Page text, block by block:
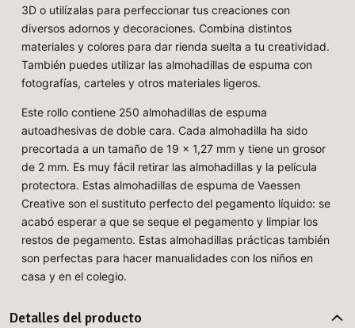
3D o utilízalas para perfeccionar tus creaciones con
diversos adornos y decoraciones. Combina distintos
materiales y colores para dar rienda suelta a tu creatividad.
También puedes utilizar las almohadillas de espuma con
fotografías, carteles y otros materiales ligeros.
Este rollo contiene 250 almohadillas de espuma
autoadhesivas de doble cara. Cada almohadilla ha sido
precortada a un tamaño de 19 x 1,27 mm y tiene un grosor
de 2 mm. Es muy fácil retirar las almohadillas y la película
protectora. Estas almohadillas de espuma de Vaessen
Creative son el sustituto perfecto del pegamento líquido: se
acabó esperar a que se seque el pegamento y limpiar los
restos de pegamento. Estas almohadillas prácticas también
son perfectas para hacer manualidades con los niños en
casa y en el colegio.
Detalles del producto